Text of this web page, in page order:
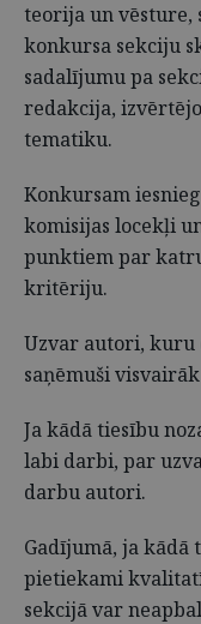
teorija un vēsture,
konkursa sekciju
sadalījumu pa
redakcija,
tematiku.
Konkursam
komisijas locekļi
punktiem par
kritēriju.
Uzvar autori,
saņēmuši
Ja kādā tiesību
labi darbi, par
darbu autori.
Gadījumā, ja kādā
pietiekami
sekcijā var